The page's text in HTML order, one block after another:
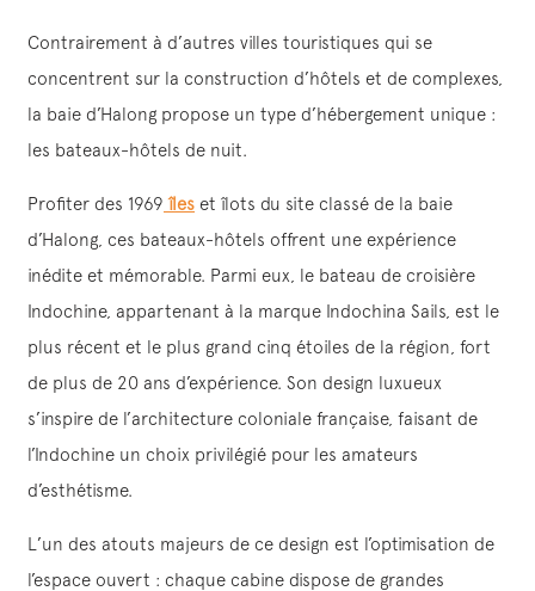
Contrairement à d’autres villes touristiques qui se
concentrent sur la construction d’hôtels et de complexes,
la baie d’Halong propose un type d’hébergement unique :
les bateaux-hôtels de nuit.
Profiter des 1969 îles et îlots du site classé de la baie
d’Halong, ces bateaux-hôtels offrent une expérience
inédite et mémorable. Parmi eux, le bateau de croisière
Indochine, appartenant à la marque Indochina Sails, est le
plus récent et le plus grand cinq étoiles de la région, fort
de plus de 20 ans d’expérience. Son design luxueux
s’inspire de l’architecture coloniale française, faisant de
l’Indochine un choix privilégié pour les amateurs
d’esthétisme.
L’un des atouts majeurs de ce design est l’optimisation de
l’espace ouvert : chaque cabine dispose de grandes